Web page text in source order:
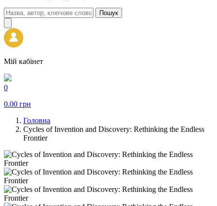
Пошук
Мій кабінет
0
0.00 грн
Головна
Cycles of Invention and Discovery: Rethinking the Endless
Frontier